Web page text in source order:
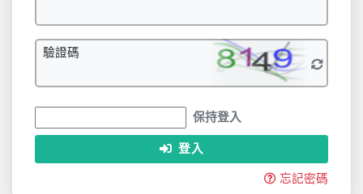
驗證碼
保持登入
登入
忘記密碼